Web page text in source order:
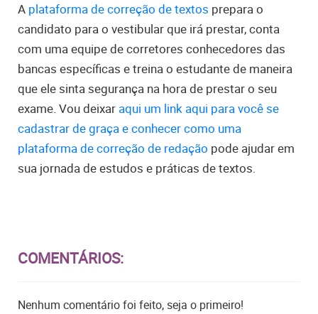
A plataforma de correção de textos prepara o
candidato para o vestibular que irá prestar, conta
com uma equipe de corretores conhecedores das
bancas específicas e treina o estudante de maneira
que ele sinta segurança na hora de prestar o seu
exame. Vou deixar aqui um link aqui para você se
cadastrar de graça e conhecer como uma
plataforma de correção de redação pode ajudar em
sua jornada de estudos e práticas de textos.
COMENTÁRIOS:
Nenhum comentário foi feito, seja o primeiro!